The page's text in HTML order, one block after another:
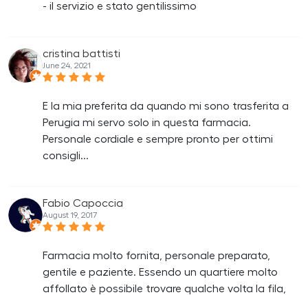
- il servizio e stato gentilissimo
cristina battisti
June 24, 2021
E la mia preferita da quando mi sono trasferita a
Perugia mi servo solo in questa farmacia.
Personale cordiale e sempre pronto per ottimi
consigli...
Fabio Capoccia
August 19, 2017
Farmacia molto fornita, personale preparato,
gentile e paziente. Essendo un quartiere molto
affollato è possibile trovare qualche volta la fila,